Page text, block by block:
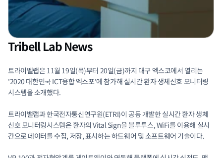
Tribell Lab News
트라이벨랩은 11월 19일(목)부터 20일(금)까지 대구 엑스코에서 열리는
'2020 대한민국 ICT융합 엑스포'에 참가해 실시간 환자 생체신호 모니터링
시스템을 소개했다.
트라이밸랩과 한국전자통신연구원(ETRI)이 공동 개발한 실시간 환자 생체
신호 모니터링시스템은 환자의 Vital Sign을 블루투스, WiFi를 이용해 실시
간으로 데이터를 수집, 저장, 표시하는 하드웨어 및 소프트웨어 기술이다.